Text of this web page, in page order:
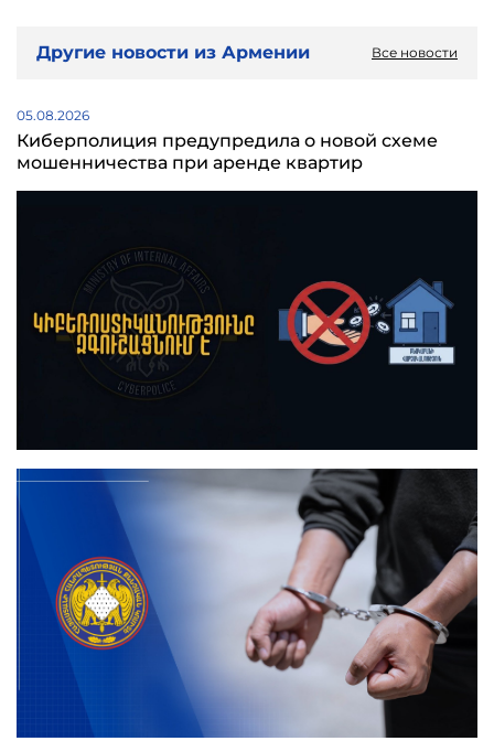
Другие новости из Армении Все новости
05.08.2026
Киберполиция предупредила о новой схеме
мошенничества при аренде квартир